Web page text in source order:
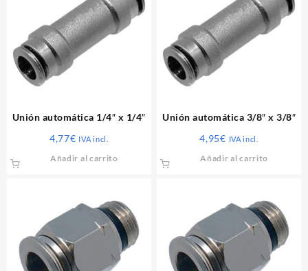
Unión automática 1/4″ x 1/4″
4,77€ IVA incl.
Añadir al carrito
Unión automática 3/8″ x 3/8″
4,95€ IVA incl.
Añadir al carrito